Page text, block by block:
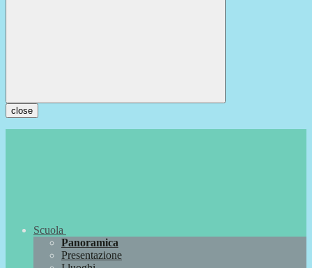
close
Scuola
Panoramica
Presentazione